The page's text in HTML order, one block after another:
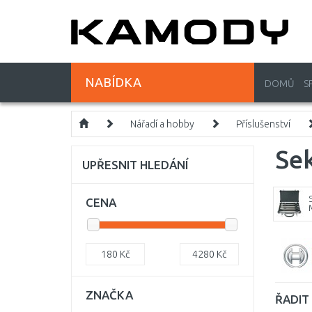
NABÍDKA DOMŮ
Nářadí a hobby Příslušenství
ŘADIT
UPŘESNIT HLEDÁNÍ
CENA
180 Kč 4280 Kč
ZNAČKA